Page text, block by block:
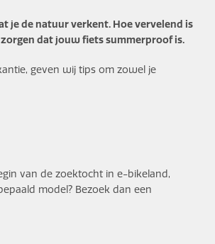
je de natuur verkent. Hoe vervelend is
dat jouw fiets summerproof is.
geven wij tips om zowel je
van de zoektocht in e-bikeland,
model? Bezoek dan een